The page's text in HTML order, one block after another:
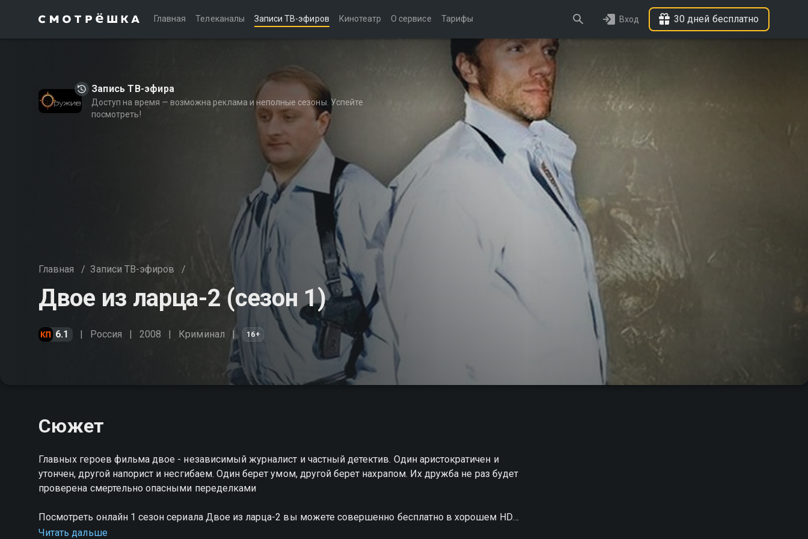
Главная Телеканалы Записи ТВ-эфиров Кинотеатр О сервисе Тарифы Вход 30 дней бесплатно
Запись ТВ-эфира
Доступ на время — возможна реклама и неполные сезоны. Успейте
посмотреть!
Главная / Записи ТВ-эфиров /
Двое из ларца-2 (сезон 1)
6.1 Россия 2008 Криминал 16+
Сюжет
Главных героев фильма двое - независимый журналист и частный детектив. Один аристократичен и
утончен, другой напорист и несгибаем. Один берет умом, другой берет нахрапом. Их дружба не раз будет
проверена смертельно опасными переделками
Посмотреть онлайн 1 сезон сериала Двое из ларца-2 вы можете совершенно бесплатно в хорошем HD
качестве на Смотрёшке
Читать дальше